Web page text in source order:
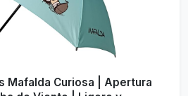
Mafalda Curiosa | Apertura